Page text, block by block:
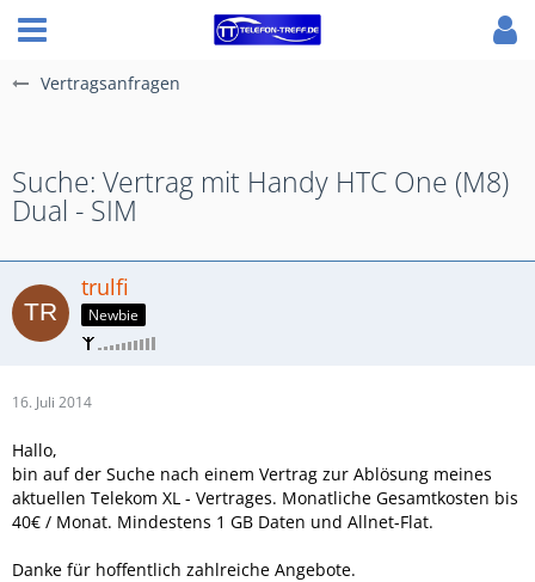
Vertragsanfragen
Suche: Vertrag mit Handy HTC One (M8)
Dual - SIM
trulfi
Newbie
16. Juli 2014
Hallo,
bin auf der Suche nach einem Vertrag zur Ablösung meines
aktuellen Telekom XL - Vertrages. Monatliche Gesamtkosten bis
40€ / Monat. Mindestens 1 GB Daten und Allnet-Flat.
Danke für hoffentlich zahlreiche Angebote.